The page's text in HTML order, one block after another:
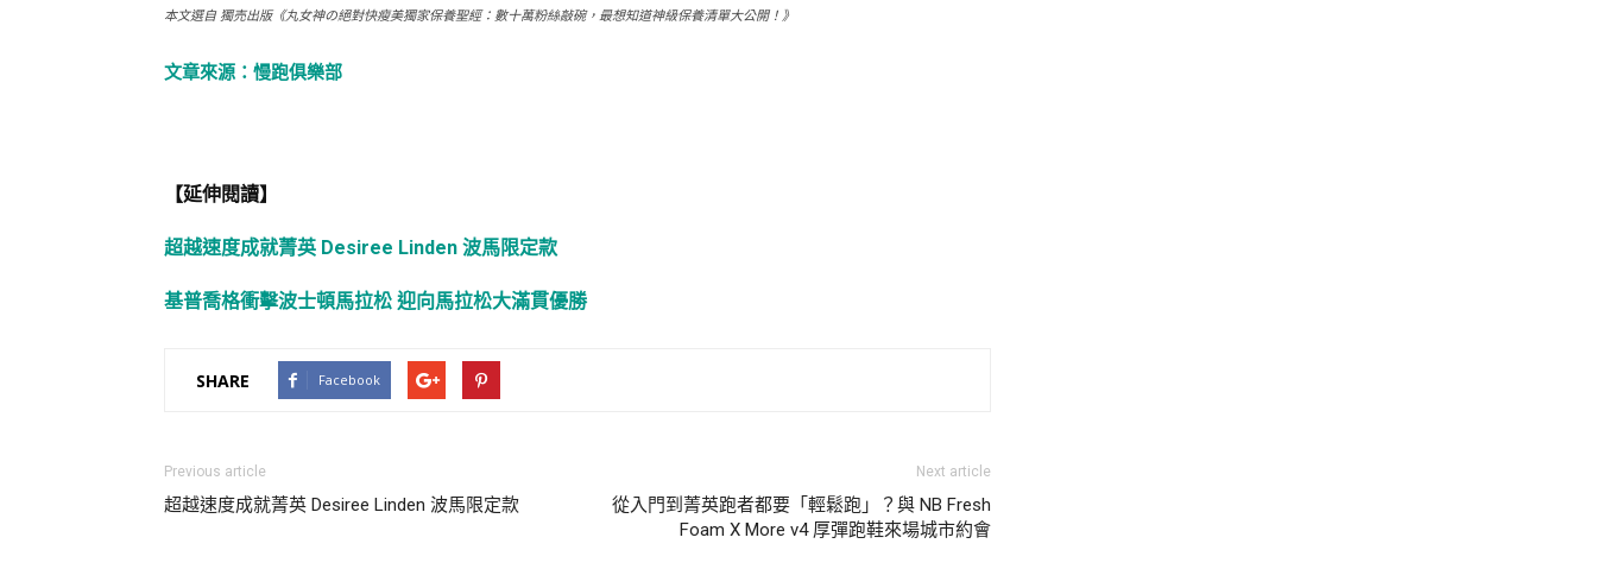
本文選自 獨売出版《丸女神の絕對快瘦美獨家保養聖經：數十萬粉絲敲碗，最想知道神級保養清單大公開！》
文章來源：慢跑俱樂部
【延伸閱讀】
超越速度成就菁英 Desiree Linden 波馬限定款
基普喬格衝擊波士頓馬拉松 迎向馬拉松大滿貫優勝
SHARE Facebook
Previous article
超越速度成就菁英 Desiree Linden 波馬限定款
Next article
從入門到菁英跑者都要「輕鬆跑」？與 NB Fresh
Foam X More v4 厚彈跑鞋來場城市約會